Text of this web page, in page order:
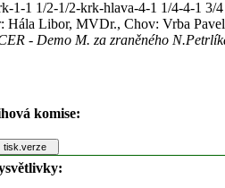
1-1 1/2-1/2-krk-hlava-4-1 1/4-4-1 3/4
Hála Libor, MVDr., Chov: Vrba Pavel
- Demo M. za zraněného
komise: